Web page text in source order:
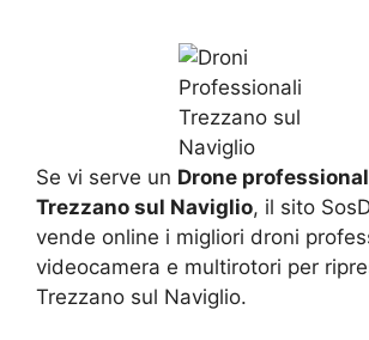
Se vi serve un Drone
Trezzano sul Naviglio, il sito
vende online i migliori droni
videocamera e multirotori per
Trezzano sul Naviglio.